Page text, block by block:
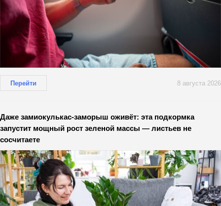
Перейти 8 августа 2026
Даже замиокулькас-заморыш оживёт: эта подкормка
запустит мощный рост зеленой массы — листьев не
сосчитаете